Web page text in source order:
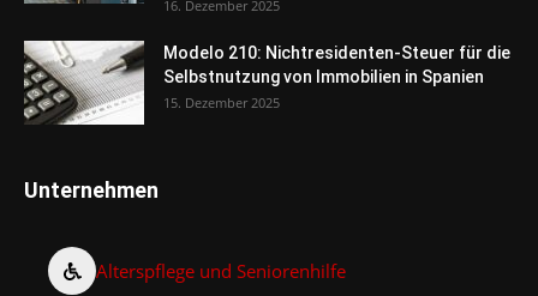
16. Dezember 2025
Modelo 210: Nichtresidenten-Steuer für die
Selbstnutzung von Immobilien in Spanien
15. Dezember 2025
Unternehmen
Alterspflege und Seniorenhilfe